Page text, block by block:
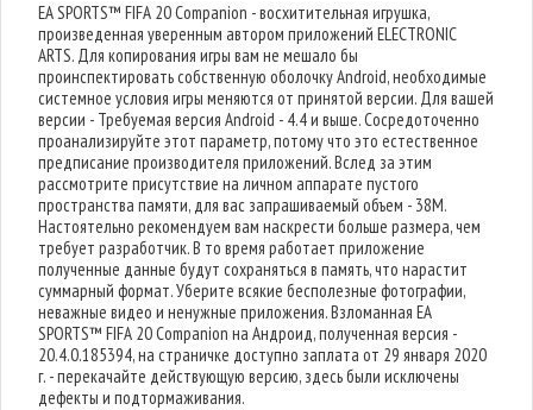
EA SPORTS™ FIFA 20 Companion - восхитительная игрушка,
произведенная уверенным автором приложений ELECTRONIC
ARTS. Для копирования игры вам не мешало бы
проинспектировать собственную оболочку Android, необходимые
системное условия игры меняются от принятой версии. Для вашей
версии - Требуемая версия Android - 4.4 и выше. Сосредоточенно
проанализируйте этот параметр, потому что это естественное
предписание производителя приложений. Вслед за этим
рассмотрите присутствие на личном аппарате пустого
пространства памяти, для вас запрашиваемый объем - 38M.
Настоятельно рекомендуем вам наскрести больше размера, чем
требует разработчик. В то время работает приложение
полученные данные будут сохраняться в память, что нарастит
суммарный формат. Уберите всякие бесполезные фотографии,
неважные видео и ненужные приложения. Взломанная EA
SPORTS™ FIFA 20 Companion на Андроид, полученная версия -
20.4.0.185394, на страничке доступно заплата от 29 января 2020
г. - перекачайте действующую версию, здесь были исключены
дефекты и подтормаживания.